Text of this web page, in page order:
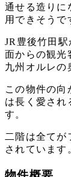
通せる造りに
用できそうで
JR豊後竹田
面からの観光
九州オルレの
この物件の向
は長く愛され
す。
二階は全てが
されています